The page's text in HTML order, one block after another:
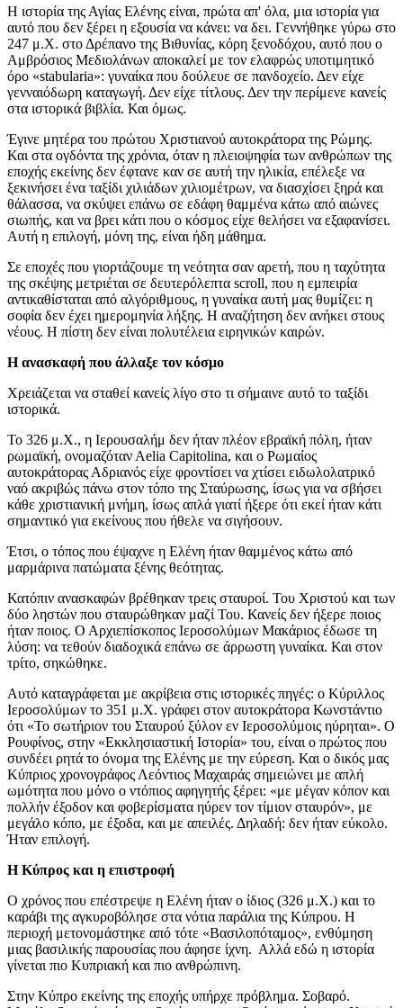
Η ιστορία της Αγίας Ελένης είναι, πρώτα απ' όλα, μια ιστορία για
αυτό που δεν ξέρει η εξουσία να κάνει: να δει. Γεννήθηκε γύρω στο
247 μ.Χ. στο Δρέπανο της Βιθυνίας, κόρη ξενοδόχου, αυτό που ο
Αμβρόσιος Μεδιολάνων αποκαλεί με τον ελαφρώς υποτιμητικό
όρο «stabularia»: γυναίκα που δούλευε σε πανδοχείο. Δεν είχε
γενναιόδωρη καταγωγή. Δεν είχε τίτλους. Δεν την περίμενε κανείς
στα ιστορικά βιβλία. Και όμως.
Έγινε μητέρα του πρώτου Χριστιανού αυτοκράτορα της Ρώμης.
Και στα ογδόντα της χρόνια, όταν η πλειοψηφία των ανθρώπων της
εποχής εκείνης δεν έφτανε καν σε αυτή την ηλικία, επέλεξε να
ξεκινήσει ένα ταξίδι χιλιάδων χιλιομέτρων, να διασχίσει ξηρά και
θάλασσα, να σκύψει επάνω σε εδάφη θαμμένα κάτω από αιώνες
σιωπής, και να βρει κάτι που ο κόσμος είχε θελήσει να εξαφανίσει.
Αυτή η επιλογή, μόνη της, είναι ήδη μάθημα.
Σε εποχές που γιορτάζουμε τη νεότητα σαν αρετή, που η ταχύτητα
της σκέψης μετριέται σε δευτερόλεπτα scroll, που η εμπειρία
αντικαθίσταται από αλγόριθμους, η γυναίκα αυτή μας θυμίζει: η
σοφία δεν έχει ημερομηνία λήξης. Η αναζήτηση δεν ανήκει στους
νέους. Η πίστη δεν είναι πολυτέλεια ειρηνικών καιρών.
Η ανασκαφή που άλλαξε τον κόσμο
Χρειάζεται να σταθεί κανείς λίγο στο τι σήμαινε αυτό το ταξίδι
ιστορικά.
Το 326 μ.Χ., η Ιερουσαλήμ δεν ήταν πλέον εβραϊκή πόλη, ήταν
ρωμαϊκή, ονομαζόταν Αelia Capitolina, και ο Ρωμαίος
αυτοκράτορας Αδριανός είχε φροντίσει να χτίσει ειδωλολατρικό
ναό ακριβώς πάνω στον τόπο της Σταύρωσης, ίσως για να σβήσει
κάθε χριστιανική μνήμη, ίσως απλά γιατί ήξερε ότι εκεί ήταν κάτι
σημαντικό για εκείνους που ήθελε να σιγήσουν.
Έτσι, ο τόπος που έψαχνε η Ελένη ήταν θαμμένος κάτω από
μαρμάρινα πατώματα ξένης θεότητας.
Κατόπιν ανασκαφών βρέθηκαν τρεις σταυροί. Του Χριστού και των
δύο ληστών που σταυρώθηκαν μαζί Του. Κανείς δεν ήξερε ποιος
ήταν ποιος. Ο Αρχιεπίσκοπος Ιεροσολύμων Μακάριος έδωσε τη
λύση: να τεθούν διαδοχικά επάνω σε άρρωστη γυναίκα. Και στον
τρίτο, σηκώθηκε.
Αυτό καταγράφεται με ακρίβεια στις ιστορικές πηγές: ο Κύριλλος
Ιεροσολύμων το 351 μ.Χ. γράφει στον αυτοκράτορα Κωνστάντιο
ότι «Το σωτήριον του Σταυρού ξύλον εν Ιεροσολύμοις ηύρηται». Ο
Ρουφίνος, στην «Εκκλησιαστική Ιστορία» του, είναι ο πρώτος που
συνδέει ρητά το όνομα της Ελένης με την εύρεση. Και ο δικός μας
Κύπριος χρονογράφος Λεόντιος Μαχαιράς σημειώνει με απλή
ωμότητα που μόνο ο ντόπιος αφηγητής ξέρει: «με μέγαν κόπον και
πολλήν έξοδον και φοβερίσματα ηύρεν τον τίμιον σταυρόν», με
μεγάλο κόπο, με έξοδα, και με απειλές. Δηλαδή: δεν ήταν εύκολο.
Ήταν επιλογή.
Η Κύπρος και η επιστροφή
Ο χρόνος που επέστρεψε η Ελένη ήταν ο ίδιος (326 μ.Χ.) και το
καράβι της αγκυροβόλησε στα νότια παράλια της Κύπρου. Η
περιοχή μετονομάστηκε από τότε «Βασιλοπόταμος», ενθύμηση
μιας βασιλικής παρουσίας που άφησε ίχνη. Αλλά εδώ η ιστορία
γίνεται πιο Κυπριακή και πιο ανθρώπινη.
Στην Κύπρο εκείνης της εποχής υπήρχε πρόβλημα. Σοβαρό.